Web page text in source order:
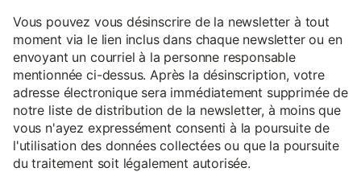
Vous pouvez vous désinscrire de la newsletter à tout
moment via le lien inclus dans chaque newsletter ou en
envoyant un courriel à la personne responsable
mentionnée ci-dessus. Après la désinscription, votre
adresse électronique sera immédiatement supprimée de
notre liste de distribution de la newsletter, à moins que
vous n'ayez expressément consenti à la poursuite de
l'utilisation des données collectées ou que la poursuite
du traitement soit légalement autorisée.